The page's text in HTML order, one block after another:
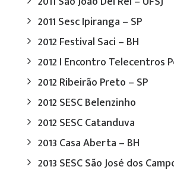
2011 Sesc Ipiranga – SP
2012 Festival Saci – BH
2012 I Encontro Telecentros
2012 Ribeirão Preto – SP
2012 SESC Belenzinho
2012 SESC Catanduva
2013 Casa Aberta – BH
2013 SESC São José dos